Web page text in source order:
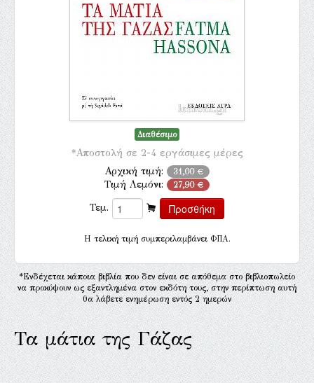
Διαθέσιμο
*Αποστολή σε 2-4 εργάσιμες μέρες
Αρχική τιμή: 31,00 €
Τιμή Λεμόνι: 27,90 €
Τεμ.
H τελική τιμή συμπεριλαμβάνει ΦΠΑ.
*Ενδέχεται κάποια βιβλία που δεν είναι σε απόθεμα στο βιβλιοπωλείο
να προκύψουν ως εξαντλημένα στον εκδότη τους, στην περίπτωση αυτή
θα λάβετε ενημέρωση εντός 2 ημερών
Τα μάτια της Γάζας